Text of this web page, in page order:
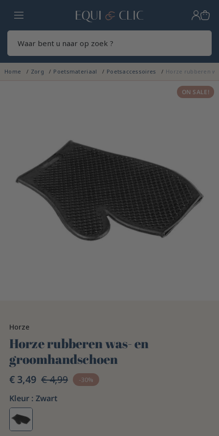
Home
Home Zorg Poetsmateriaal Poetsaccessoires Horze rubberen
ON SALE!
Horze
Horze rubberen was- en
groomhandschoen
€ 3,49 € 4,99 -30%
Kleur : Zwart